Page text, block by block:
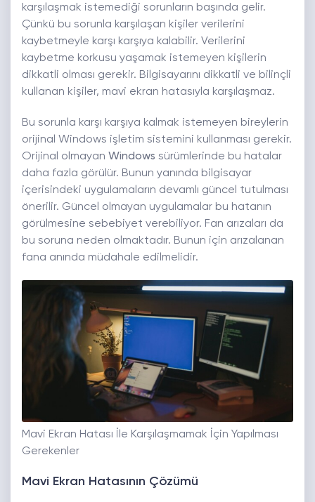
karşılaşmak istemediği sorunların başında gelir.
Çünkü bu sorunla karşılaşan kişiler verilerini
kaybetmeyle karşı karşıya kalabilir. Verilerini
kaybetme korkusu yaşamak istemeyen kişilerin
dikkatli olması gerekir. Bilgisayarını dikkatli ve bilinçli
kullanan kişiler, mavi ekran hatasıyla karşılaşmaz.
Bu sorunla karşı karşıya kalmak istemeyen bireylerin
orijinal Windows işletim sistemini kullanması gerekir.
Orijinal olmayan Windows sürümlerinde bu hatalar
daha fazla görülür. Bunun yanında bilgisayar
içerisindeki uygulamaların devamlı güncel tutulması
önerilir. Güncel olmayan uygulamalar bu hatanın
görülmesine sebebiyet verebiliyor. Fan arızaları da
bu soruna neden olmaktadır. Bunun için arızalanan
fana anında müdahale edilmelidir.
Mavi Ekran Hatası İle Karşılaşmamak İçin Yapılması
Gerekenler
Mavi Ekran Hatasının Çözümü